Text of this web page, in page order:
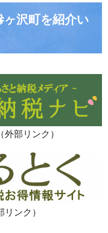
沢町を紹介い
部リンク）
ンク）